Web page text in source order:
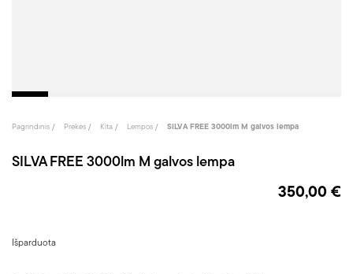
Pagrindinis Prekės Kita Lempos SILVA FREE 3000lm M galvos lempa
SILVA FREE 3000lm M galvos lempa
350,00 €
Išparduota